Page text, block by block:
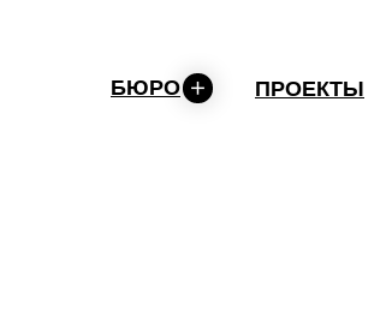
ПРОЕКТЫ
БЮРО